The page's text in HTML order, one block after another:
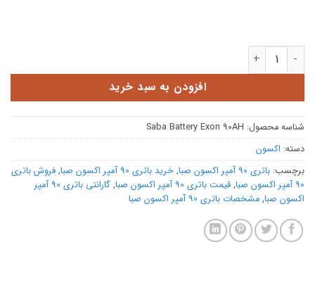
افزودن به سبد خرید
شناسه محصول: Saba Battery Exon 90AH
دسته: اکسون
برچسب: باتری 90 آمپر اکسون صبا , خرید باتری 90 آمپر اکسون صبا , فروش باتری
90 آمپر اکسون صبا
, قیمت باتری 90 آمپر اکسون صبا ,
گارانتی باتری 90 آمپر
اکسون صبا, مشخصات باتری 90 آمپر اکسون صبا